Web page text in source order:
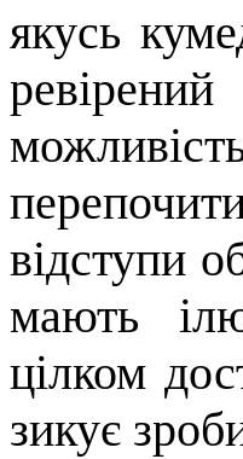
якусь
відступи
мають
цілком
зикує